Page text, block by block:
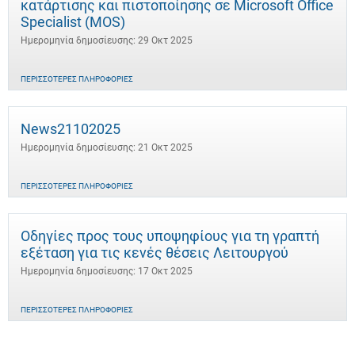
κατάρτισης και πιστοποίησης σε Microsoft Office
Specialist (MOS)
Ημερομηνία δημοσίευσης: 29 Οκτ 2025
ΠΕΡΙΣΣΌΤΕΡΕΣ ΠΛΗΡΟΦΟΡΊΕΣ
News21102025
Ημερομηνία δημοσίευσης: 21 Οκτ 2025
ΠΕΡΙΣΣΌΤΕΡΕΣ ΠΛΗΡΟΦΟΡΊΕΣ
Οδηγίες προς τους υποψηφίους για τη γραπτή
εξέταση για τις κενές θέσεις Λειτουργού
Ημερομηνία δημοσίευσης: 17 Οκτ 2025
ΠΕΡΙΣΣΌΤΕΡΕΣ ΠΛΗΡΟΦΟΡΊΕΣ